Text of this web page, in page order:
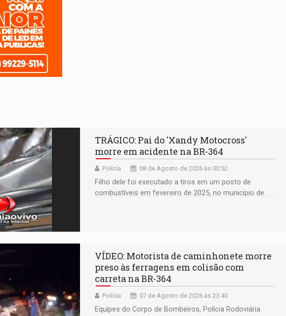
TRÁGICO: Pai do 'Xandy Motocross'
morre em acidente na BR-364
Polícia 08 de Agosto de 2026 às 00:52
Filho dele foi executado a tiros em um posto de
combustíveis em fevereiro de 2025, no município de
VÍDEO: Motorista de caminhonete morre
preso às ferragens em colisão com
carreta na BR-364
Polícia 07 de Agosto de 2026 às 23:40
Equipes do Corpo de Bombeiros, Polícia Rodoviária